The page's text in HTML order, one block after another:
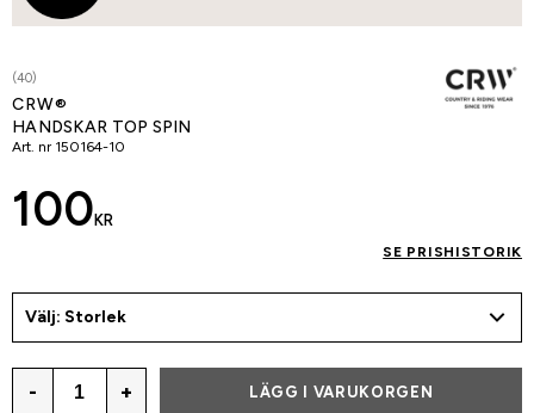
(40)
CRW®
HANDSKAR TOP SPIN
Art. nr 150164-10
100 KR
SE PRISHISTORIK
Välj: Storlek
- + LÄGG I VARUKORGEN